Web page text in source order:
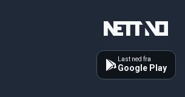
Last ned fra
Google Play